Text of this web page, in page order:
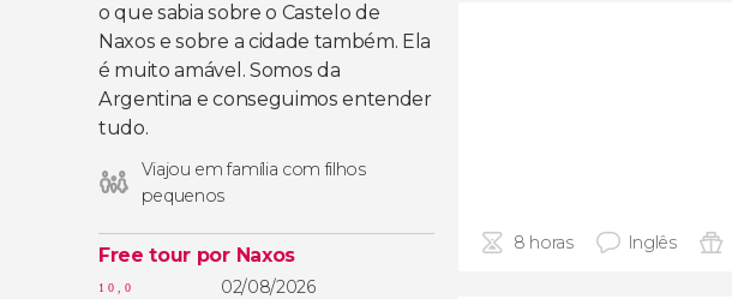
o que sabia sobre o Castelo de
Naxos e sobre a cidade também. Ela
é muito amável. Somos da
Argentina e conseguimos entender
tudo.
Viajou em família com filhos
pequenos
Free tour por Naxos
10,0
02/08/2026
8 horas Inglês